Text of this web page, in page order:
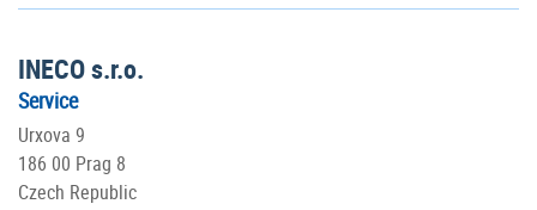
INECO s.r.o.
Service
Urxova 9
186 00 Prag 8
Czech Republic